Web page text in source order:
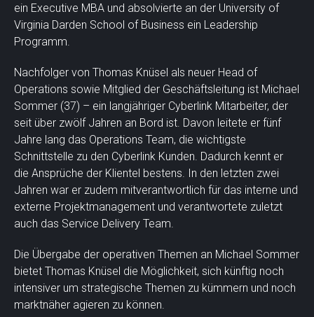
ein Executive MBA und absolvierte an der University of
Virginia Darden School of Business ein Leadership
Programm.
Nachfolger von Thomas Knüsel als neuer Head of
Operations sowie Mitglied der Geschäftsleitung ist Michael
Sommer (37) – ein langjähriger Cyberlink Mitarbeiter, der
seit über zwölf Jahren an Bord ist. Davon leitete er fünf
Jahre lang das Operations Team, die wichtigste
Schnittstelle zu den Cyberlink Kunden. Dadurch kennt er
die Ansprüche der Klientel bestens. In den letzten zwei
Jahren war er zudem mitverantwortlich für das interne und
externe Projektmanagement und verantwortete zuletzt
auch das Service Delivery Team.
Die Übergabe der operativen Themen an Michael Sommer
bietet Thomas Knüsel die Möglichkeit, sich künftig noch
intensiver um strategische Themen zu kümmern und noch
marktnäher agieren zu können.